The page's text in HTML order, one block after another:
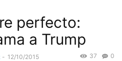
perfecto:
a Trump
- 12/10/2015 0
37